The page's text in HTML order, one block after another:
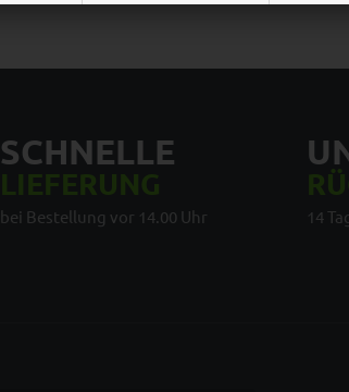
SCHNELLE
LIEFERUNG
bei Bestellung vor 14.00 Uhr 14